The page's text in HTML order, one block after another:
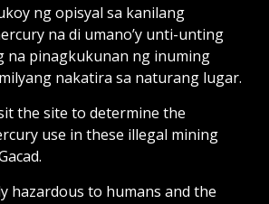
ng opisyal sa kanilang
na di umano’y unti-unting
na pinagkukunan ng inuming
nakatira sa naturang lugar.
the site to determine the
use in these illegal mining
hazardous to humans and the